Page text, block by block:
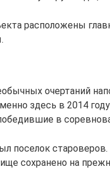
расположены
очертаний
здесь в 2014
в
поселок
сохранено на